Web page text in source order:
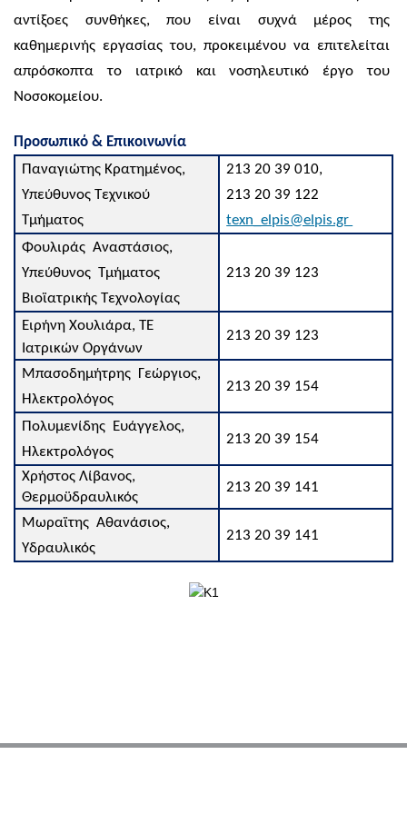
αντίξοες συνθήκες, που είναι συχνά μέρος της
καθημερινής εργασίας του, προκειμένου να επιτελείται
απρόσκοπτα το ιατρικό και νοσηλευτικό έργο του
Νοσοκομείου.
Προσωπικό & Επικοινωνία
Παναγιώτης Κρατημένος,
Υπεύθυνος Τεχνικού
Τμήματος
213 20 39 010,
213 20 39 122
texn_elpis@elpis.gr
Φουλιράς Αναστάσιος,
Υπεύθυνος Τμήματος
Βιοϊατρικής Τεχνολογίας
213 20 39 123
Ειρήνη Χουλιάρα,ΤΕ
Ιατρικών Οργάνων
213 20 39 123
Μπασοδημήτρης Γεώργιος,
Ηλεκτρολόγος
213 20 39 154
Πολυμενίδης Ευάγγελος,
Ηλεκτρολόγος
213 20 39 154
Χρήστος Λίβανος,
Θερμοϋδραυλικός
213 20 39 141
Μωραϊτης Αθανάσιος,
Υδραυλικός
213 20 39 141